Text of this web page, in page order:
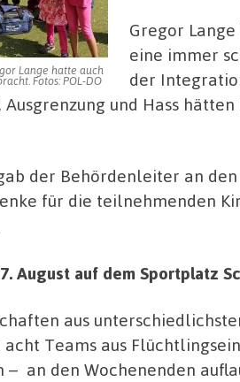
Lange hatte auch
Fotos: POL-DO
Gregor
eine immer
der
und Hass
der Behördenleiter an
für die teilnehmenden
August auf dem Sportplatz
aus
Teams aus
– an den Wochenenden